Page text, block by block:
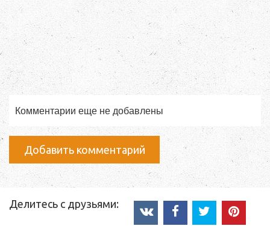
Комментарии еще не добавлены
Добавить комментарий
Делитесь с друзьями: